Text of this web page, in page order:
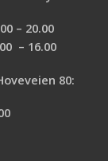
– 20.00
16.00
80: